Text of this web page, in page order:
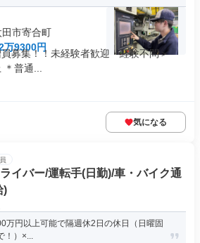
市寄合町
万9300円
募集！！未経験者歓迎・経験不問＞
普通...
気になる
イバー/運転手(日勤)/車・バイク通
)
円以上可能で隔週休2日の休日（日曜固
！）×...